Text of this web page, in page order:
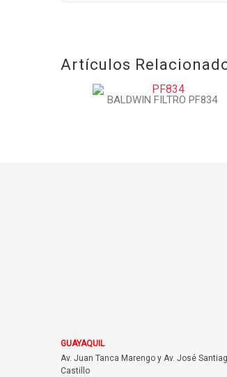
Artículos
BALDWIN FILTRO PF834
GUAYAQUIL
Av. Juan Tanca Marengo y Av. José
Castillo